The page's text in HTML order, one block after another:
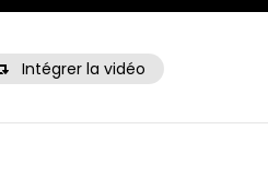
Intégrer la vidéo